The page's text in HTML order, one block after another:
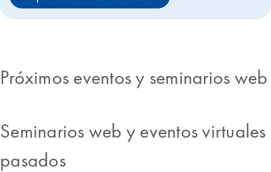
Próximos eventos y seminarios web
Seminarios web y eventos virtuales
pasados